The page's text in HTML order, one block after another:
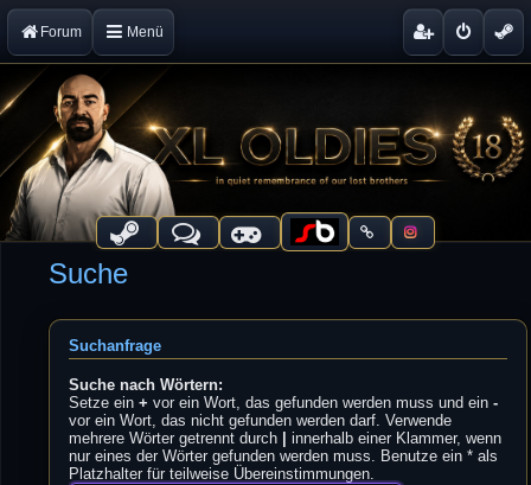
Forum Menü
Suche
Suchanfrage
Suche nach Wörtern:
Setze ein+ vor ein Wort, das gefunden werden muss und ein-
vor ein Wort, das nicht gefunden werden darf. Verwende
mehrere Wörter getrennt durch
innerhalb einer Klammer, wenn
nur eines der Wörter gefunden werden muss. Benutze ein * als
Platzhalter für teilweise Übereinstimmungen.